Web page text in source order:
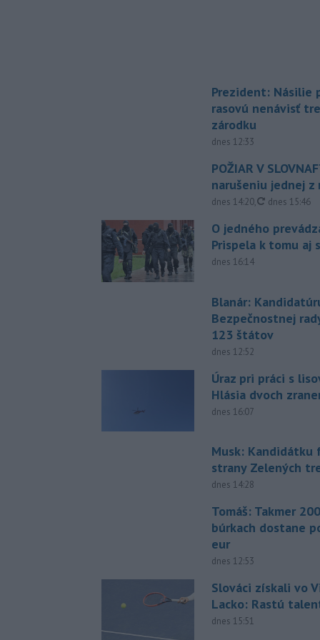
Prezident: Násilie
rasovú nenávisť
zárodku
dnes 12:33
POŽIAR V
narušeniu jednej z
dnes 14:20, aktualizované
dnes 15:46
O jedného
Prispela k tomu aj
dnes 16:14
Blanár:
Bezpečnostnej
123 štátov
dnes 12:52
Úraz pri práci s
Hlásia dvoch
dnes 16:07
Musk: Kandidátku
strany Zelených
dnes 14:28
Tomáš: Takmer
búrkach dostane
eur
dnes 12:53
Slováci získali vo
Lacko: Rastú
dnes 15:51